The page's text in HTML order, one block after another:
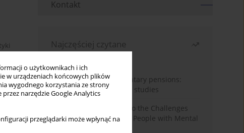
o użytkownikach i ich
w urządzeniach końcowych plików
wygodnego korzystania ze strony
narzędzie Google Analytics
przeglądarki może wpłynąć na
Kontakt
Najczęściej czytane
Auto-enrolment in voluntary pensions:
Comparative OECD case studies
Bibliometric Insights into the Challenges
and Needs of Homeless People with Mental